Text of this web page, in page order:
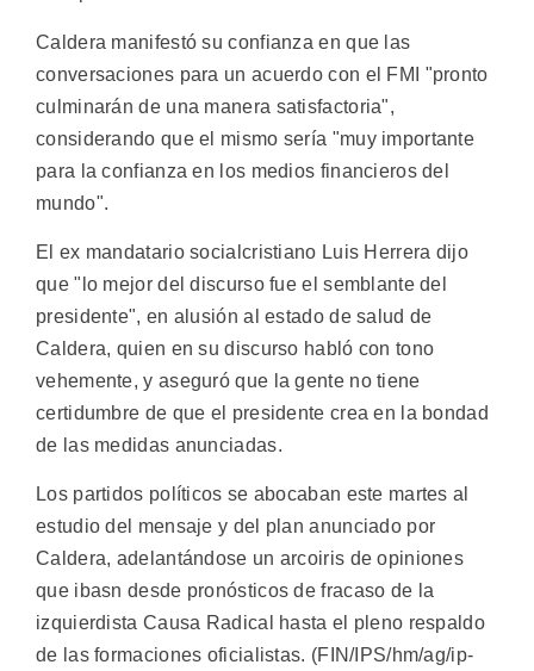
Caldera manifestó su confianza en que las
conversaciones para un acuerdo con el FMI "pronto
culminarán de una manera satisfactoria",
considerando que el mismo sería "muy importante
para la confianza en los medios financieros del
mundo".
El ex mandatario socialcristiano Luis Herrera dijo
que "lo mejor del discurso fue el semblante del
presidente", en alusión al estado de salud de
Caldera, quien en su discurso habló con tono
vehemente, y aseguró que la gente no tiene
certidumbre de que el presidente crea en la bondad
de las medidas anunciadas.
Los partidos políticos se abocaban este martes al
estudio del mensaje y del plan anunciado por
Caldera, adelantándose un arcoiris de opiniones
que ibasn desde pronósticos de fracaso de la
izquierdista Causa Radical hasta el pleno respaldo
de las formaciones oficialistas. (FIN/IPS/hm/ag/ip-